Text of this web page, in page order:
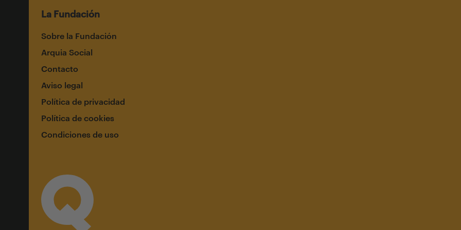
La Fundación
Sobre la Fundación
Arquia Social
Contacto
Aviso legal
Política de privacidad
Política de cookies
Condiciones de uso